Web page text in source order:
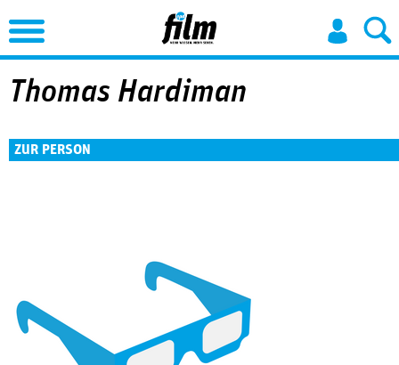
Jump to Navigation
Thomas Hardiman
ZUR PERSON